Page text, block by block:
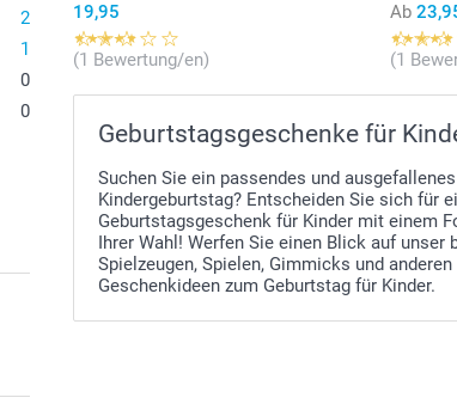
2
1
0
0
19,95
(1 Bewertung/en)
Ab
(1
Geburtstagsgeschenke für
Suchen Sie ein passendes und
Kindergeburtstag? Entscheiden Sie sich für
Geburtstagsgeschenk für Kinder mit einem
Ihrer Wahl! Werfen Sie einen Blick auf unser
Spielzeugen, Spielen, Gimmicks und
Geschenkideen zum Geburtstag für Kinder.